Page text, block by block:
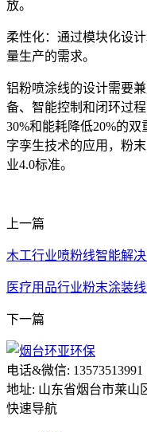
放。
柔性化：通过模块化设
量生产的需求。
铝粉喷涂线的设计需要
备、智能控制和闭环过
30%和能耗降低20%的
字孪生技术的应用，粉
业4.0标准。
上一篇
木工行业喷粉线智能解
医疗用品行业粉末涂装
下一篇
电话&微信: 13573513991
地址: 山东省烟台市莱山
快速导航